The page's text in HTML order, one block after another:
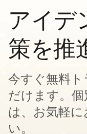
アイデ
策を推
今すぐ無料
だけます。
は、お気軽
い。